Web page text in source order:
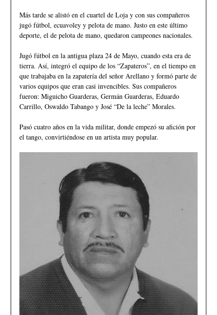
Más tarde se alistó en el cuartel de Loja y con sus compañeros
jugó fútbol, ecuavoley y pelota de mano. Justo en este último
deporte, el de pelota de mano, quedaron campeones nacionales.
Jugó fútbol en la antigua plaza 24 de Mayo, cuando esta era de
tierra. Así, integró el equipo de los “Zapateros”, en el tiempo en
que trabajaba en la zapatería del señor Arellano y formó parte de
varios equipos que eran casi invencibles. Sus compañeros
fueron: Miguicho Guarderas, Germán Guarderas, Eduardo
Carrillo, Oswaldo Tabango y José “De la leche” Morales.
Pasó cuatro años en la vida militar, donde empezó su afición por
el tango, convirtiéndose en un artista muy popular.